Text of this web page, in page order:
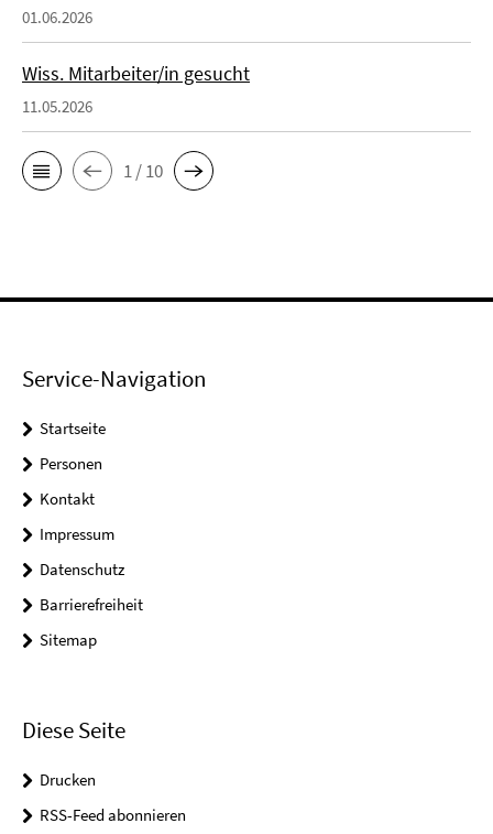
01.06.2026
Wiss. Mitarbeiter/in gesucht
11.05.2026
1 / 10
Service-Navigation
Startseite
Personen
Kontakt
Impressum
Datenschutz
Barrierefreiheit
Sitemap
Diese Seite
Drucken
RSS-Feed abonnieren